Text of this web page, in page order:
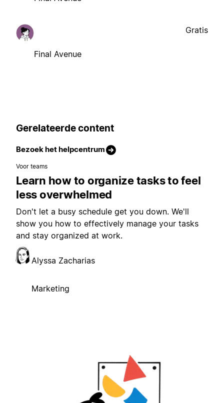
Final Avenue
Gratis
Gerelateerde content
Bezoek het helpcentrum
Voor teams
Learn how to organize tasks to feel
less overwhelmed
Don't let a busy schedule get you down. We'll
show you how to effectively manage your tasks
and stay organized at work.
Alyssa Zacharias
Marketing